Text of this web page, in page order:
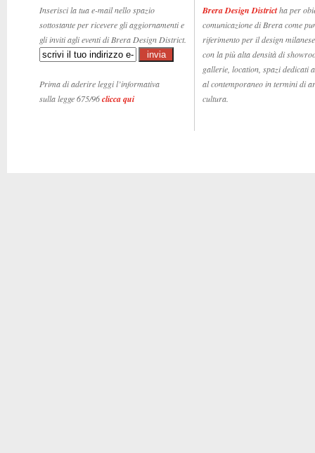
Inserisci la tua e-mail nello spazio
sottostante per ricevere gli aggiornamenti e
gli inviti agli eventi di Brera Design District.
Prima di aderire leggi l’informativa
sulla legge 675/96clicca qui
Brera Design Districtha per
comunicazione di Brera come
riferimento per il design
con la più alta densità di
gallerie, location, spazi dedicati
al contemporaneo in termini di
cultura.